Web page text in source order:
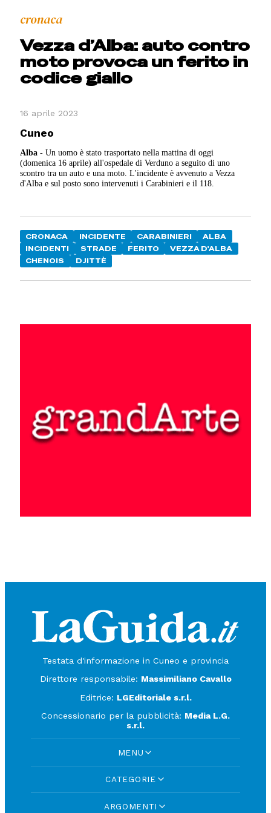
cronaca
Vezza d’Alba: auto contro
moto provoca un ferito in
codice giallo
16 aprile 2023
Cuneo
Alba - Un uomo è stato trasportato nella mattina di oggi
(domenica 16 aprile) all'ospedale di Verduno a seguito di uno
scontro tra un auto e una moto. L'incidente è avvenuto a Vezza
d'Alba e sul posto sono intervenuti i Carabinieri e il 118.
CRONACA INCIDENTE CARABINIERI
ALBA
INCIDENTI
STRADE FERITO
VEZZA D'ALBA
CHENOIS
DJITTÈ
Testata d'informazione in Cuneo e provincia
Direttore responsabile: Massimiliano Cavallo
Editrice: LGEditoriale s.r.l.
Concessionario per la pubblicità: Media L.G.
s.r.l.
MENU
CATEGORIE
ARGOMENTI